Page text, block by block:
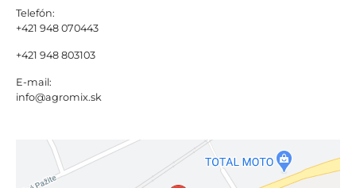
Telefón:
+421 948 070443
+421 948 803103
E-mail:
info@agromix.sk